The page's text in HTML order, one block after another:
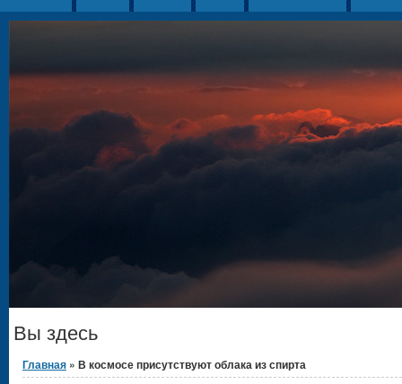
Вы здесь
Главная » В космосе присутствуют облака из спирта